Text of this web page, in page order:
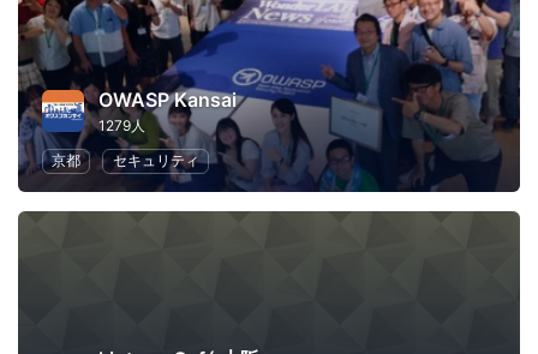
OWASP Kansai
1279人
京都
セキュリティ